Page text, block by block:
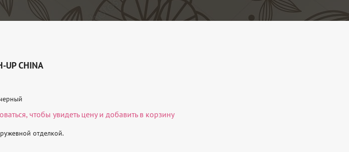
UP CHINA
, чтобы увидеть цену и добавить в корзину
отделкой.